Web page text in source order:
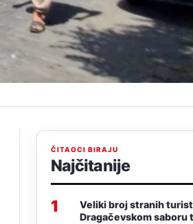
ČITAOCI BIRAJU
Najčitanije
1
Veliki broj stranih
Dragačevskom saboru